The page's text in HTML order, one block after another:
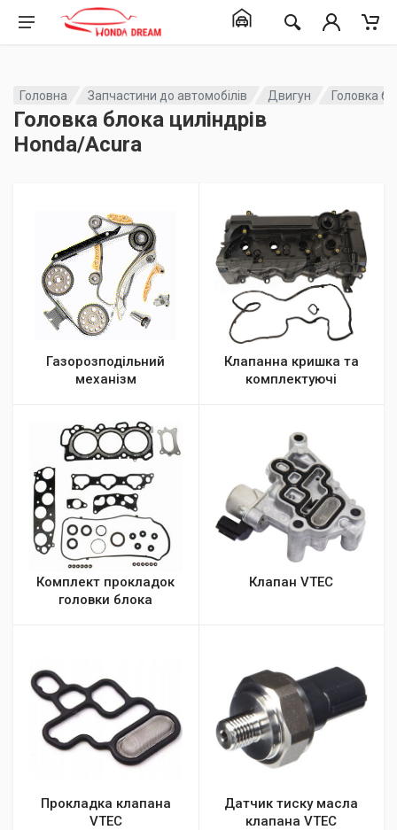
Головна Запчастини до автомобілів Двигун Головка
Головка блока циліндрів
Honda/Acura
Газорозподільний
механізм
Клапанна кришка та
комплектуючі
Комплект прокладок
головки блока
Клапан VTEC
Прокладка клапана
VTEC
Датчик тиску масла
клапана VTEC